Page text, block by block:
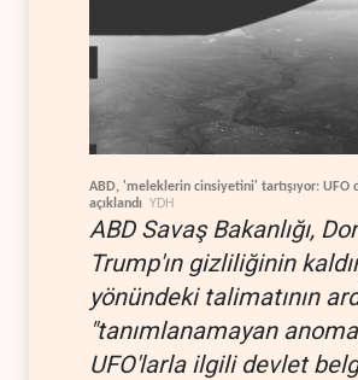
ABD, 'meleklerin cinsiyetini' tartışıyor: UFO
açıklandı YDH
ABD Savaş Bakanlığı,
Trump'ın gizliliğinin
yönündeki talimatının
"tanımlanamayan
UFO'larla ilgili devlet